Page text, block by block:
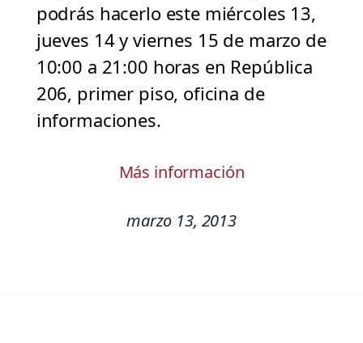
podrás hacerlo este miércoles 13,
jueves 14 y viernes 15 de marzo de
10:00 a 21:00 horas en República
206, primer piso, oficina de
informaciones.
Más información
marzo 13, 2013